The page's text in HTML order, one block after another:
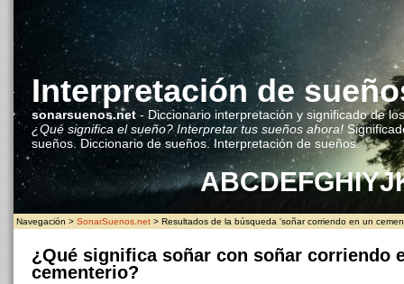
Interpretación de
sonarsuenos.net- Diccionario interpretación y significado de
¿Qué significa el sueño? Interpretar tus sueños ahora!
sueños. Diccionario de sueños. Interpretación de sueños.
ABCDEFGHIYJ
Navegación > SonarSuenos.net > Resultados de la búsqueda 'soñar corriendo en un
¿Qué significa soñar con soñar corriendo
cementerio?